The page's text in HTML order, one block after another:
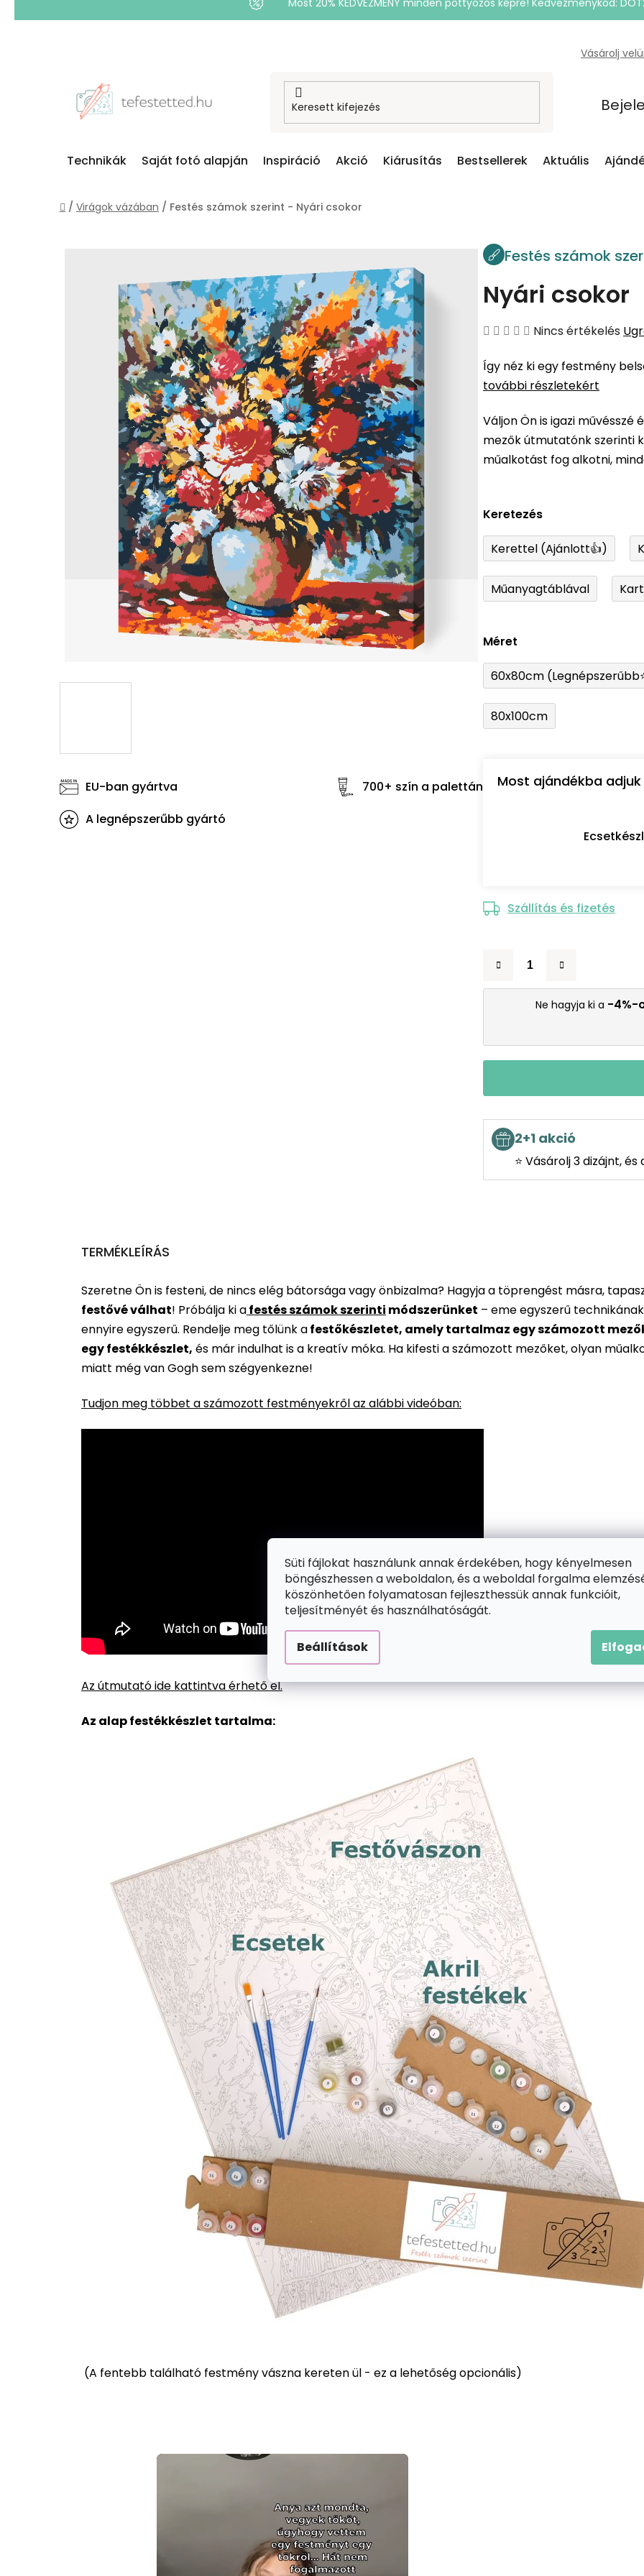
Süti fájlokat használunk annak érdekében, hogy kényelmesen
böngészhessen a weboldalon, és a weboldal forgalma
köszönhetően folyamatosan fejleszthessük annak funkcióit,
teljesítményét és használhatóságát.
Beállítások
Most 20% KEDVEZMÉNY minden pöttyözős képre! Kedvezménykód:
Vásárolj
Technikák Saját fotó alapján Inspiráció Akció Kiárusítás Bestsellerek Aktuális
Kezdőlap
/ Virágok vázában / Festés számok szerint - Nyári csokor
Festés számok
Nyári csokor
A
átlagos
értékelése
ből
0,0
csillag.
Nincs értékelés
Így néz ki egy festmény
további részletekért
Váljon Ön is igazi
mezők útmutatónk szerinti
műalkotást fog alkotni,
Keretezés
Kerettel (Ajánlott👍)
Műanyagtáblával
Méret
60x80cm
80x100cm
Most ajándékba
Szállítás és fizetés
Ne hagyja ki a -4%-
2+1 akció
⭐ Vásárolj 3 dizájnt,
EU-ban gyártva
700+ szín a palettán
A legnépszerűbb gyártó
TERMÉKLEÍRÁS
Szeretne Ön is festeni, de nincs elég bátorsága vagy önbizalma? Hagyja a töprengést másra,
festővé válhat! Próbálja ki afestés számok szerinti módszerünket – eme egyszerű
ennyire egyszerű. Rendelje meg tőlünk afestőkészletet, amely tartalmaz egy számozott
egy festékkészlet, és már indulhat is a kreatív móka. Ha kifesti a számozott mezőket, olyan
miatt még van Gogh sem szégyenkezne!
Tudjon meg többet a számozott festményekről az alábbi videóban:
Az útmutató ide kattintva érhető el.
Az alap festékkészlet tartalma:
(A fentebb található festmény vászna kereten ül - ez a lehetőség opcionális)